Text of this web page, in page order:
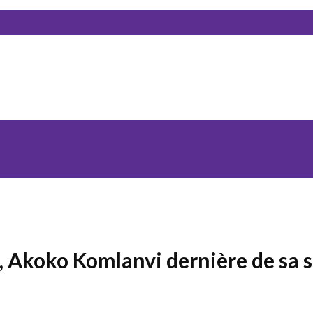
Komlanvi dernière de sa